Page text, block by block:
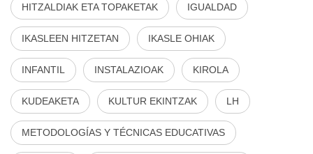
HITZALDIAK ETA TOPAKETAK IGUALDAD
IKASLEEN HITZETAN IKASLE OHIAK
INFANTIL INSTALAZIOAK KIROLA
KUDEAKETA KULTUR EKINTZAK LH
METODOLOGÍAS Y TÉCNICAS EDUCATIVAS